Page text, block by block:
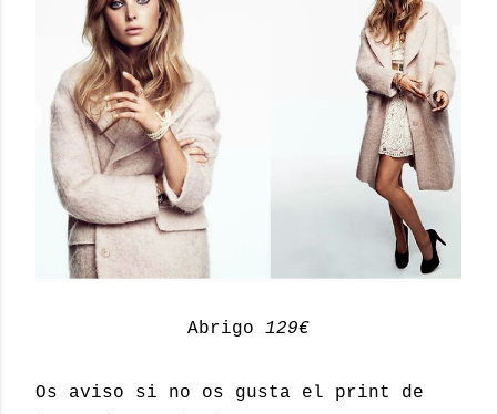
Abrigo 129€
Os aviso si no os gusta el print de